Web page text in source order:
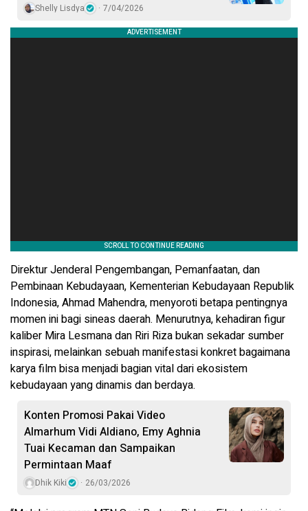
Shelly Lisdya 7/04/2026
Direktur Jenderal Pengembangan, Pemanfaatan, dan
Pembinaan Kebudayaan, Kementerian Kebudayaan Republik
Indonesia, Ahmad Mahendra, menyoroti betapa pentingnya
momen ini bagi sineas daerah. Menurutnya, kehadiran figur
kaliber Mira Lesmana dan Riri Riza bukan sekadar sumber
inspirasi, melainkan sebuah manifestasi konkret bagaimana
karya film bisa menjadi bagian vital dari ekosistem
kebudayaan yang dinamis dan berdaya.
Konten Promosi Pakai Video
Almarhum Vidi Aldiano, Emy Aghnia
Tuai Kecaman dan Sampaikan
Permintaan Maaf
Dhik Kiki 26/03/2026